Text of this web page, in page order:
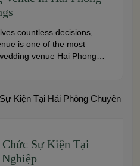
countless decisions,
is one of the most
venue Hai Phong,
support to help
and memorable […]
Sự Kiện Tại